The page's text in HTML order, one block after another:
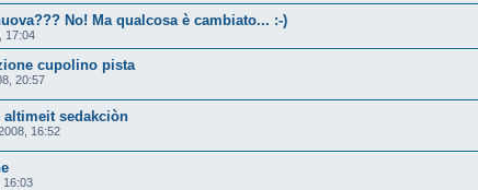
No! Ma qualcosa è cambiato... :-)
17:04
cupolino pista
20:57
altimeit sedakciòn
16:52
16:03